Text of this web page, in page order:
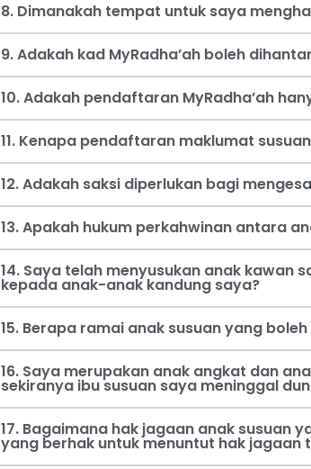
8. Dimanakah tempat untuk saya
9. Adakah kad MyRadha’ah boleh
10. Adakah pendaftaran MyRadha’ah
11. Kenapa pendaftaran maklumat
12. Adakah saksi diperlukan bagi
13. Apakah hukum perkahwinan antara
14. Saya telah menyusukan anak kawan
kepada anak-anak kandung saya?
15. Berapa ramai anak susuan yang
16. Saya merupakan anak angkat dan
sekiranya ibu susuan saya meninggal
17. Bagaimana hak jagaan anak susuan
yang berhak untuk menuntut hak jagaan